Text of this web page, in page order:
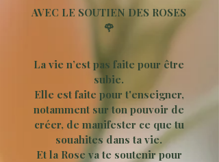
AVEC LE SOUTIEN DES ROSES
🌹
La vie n’est pas faite pour être
subie.
Elle est faite pour t'enseigner,
notamment sur ton pouvoir de
créer, de manifester ce que tu
souahites dans ta vie.
Et la Rose va te soutenir pour